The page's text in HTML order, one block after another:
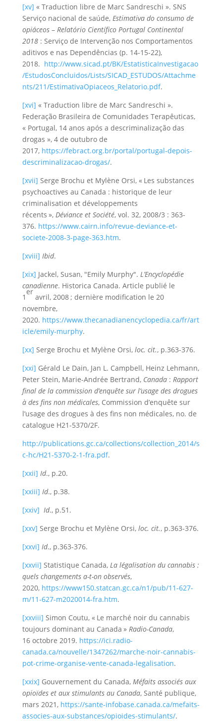
[xv] « Traduction libre de Marc Sandreschi ». SNS
Serviço nacional de saúde, Estimativa do consumo de
opiáceos– Relatório Científico Portugal Continental
2018: Serviço de Intervenção nos Comportamentos
aditivos e nas Dependências (p. 14-15-22),
2018. http://www.sicad.pt/BK/EstatisticaInvestigacao
/EstudosConcluidos/Lists/SICAD_ESTUDOS/Attachme
nts/211/EstimativaOpiaceos_Relatorio.pdf.
[xvi] « Traduction libre de Marc Sandreschi ».
Federação Brasileira de Comunidades Terapêuticas,
« Portugal, 14 anos após a descriminalização das
drogas », 4 de outubro de
2017, https://febract.org.br/portal/portugal-depois-
descriminalizacao-drogas/.
[xvii] Serge Brochu et Mylène Orsi, « Les substances
psychoactives au Canada : historique de leur
criminalisation et développements
récents », Déviance et Société, vol. 32, 2008/3 : 363-
376. https://www.cairn.info/revue-deviance-et-
societe-2008-3-page-363.htm.
[xviii] Ibid.
[xix] Jackel, Susan, "Emily Murphy". L’Encyclopédie
canadienne. Historica Canada. Article publié le
1
er
avril, 2008 ; dernière modification le 20
novembre,
2020. https://www.thecanadianencyclopedia.ca/fr/art
icle/emily-murphy.
[xx] Serge Brochu et Mylène Orsi, loc. cit., p.363-376.
[xxi] Gérald Le Dain, Jan L. Campbell, Heinz Lehmann,
Peter Stein, Marie-Andrée Bertrand, Canada : Rapport
final de la commission d’enquête sur l’usage des drogues
à des fins non médicales, Commission d’enquête sur
l’usage des drogues à des fins non médicales, no. de
catalogue H21-5370/2F.
http://publications.gc.ca/collections/collection_2014/s
c-hc/H21-5370-2-1-fra.pdf.
[xxii] Id., p.20.
[xxiii] Id., p.38.
[xxiv] Id., p.51.
[xxv] Serge Brochu et Mylène Orsi, loc. cit., p.363-376.
[xxvi] Id., p.363-376.
[xxvii] Statistique Canada, La légalisation du cannabis :
quels changements a-t-on observés,
2020, https://www150.statcan.gc.ca/n1/pub/11-627-
m/11-627-m2020014-fra.htm.
[xxviii] Simon Coutu, « Le marché noir du cannabis
toujours dominant au Canada » Radio-Canada,
16 octobre 2019. https://ici.radio-
canada.ca/nouvelle/1347262/marche-noir-cannabis-
pot-crime-organise-vente-canada-legalisation.
[xxix] Gouvernement du Canada, Méfaits associés aux
opioïdes et aux stimulants au Canada, Santé publique,
mars 2021, https://sante-infobase.canada.ca/mefaits-
associes-aux-substances/opioides-stimulants/.